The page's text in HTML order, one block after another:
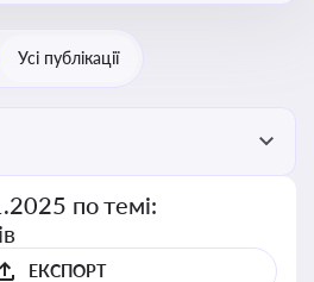
Усі публікації
по темі:
ЕКСПОРТ